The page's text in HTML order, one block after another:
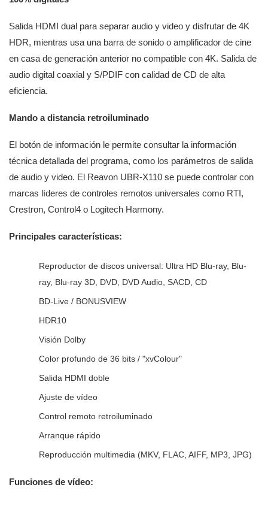
Salida HDMI dual para separar audio y video y disfrutar de 4K
HDR, mientras usa una barra de sonido o amplificador de cine
en casa de generación anterior no compatible con 4K. Salida de
audio digital coaxial y S/PDIF con calidad de CD de alta
eficiencia.
Mando a distancia retroiluminado
El botón de información le permite consultar la información
técnica detallada del programa, como los parámetros de salida
de audio y video. El Reavon UBR-X110 se puede controlar con
marcas líderes de controles remotos universales como RTI,
Crestron, Control4 o Logitech Harmony.
Principales características:
Reproductor de discos universal: Ultra HD Blu-ray, Blu-
ray, Blu-ray 3D, DVD, DVD Audio, SACD, CD
BD-Live / BONUSVIEW
HDR10
Visión Dolby
Color profundo de 36 bits / "xvColour"
Salida HDMI doble
Ajuste de vídeo
Control remoto retroiluminado
Arranque rápido
Reproducción multimedia (MKV, FLAC, AIFF, MP3, JPG)
Funciones de vídeo: